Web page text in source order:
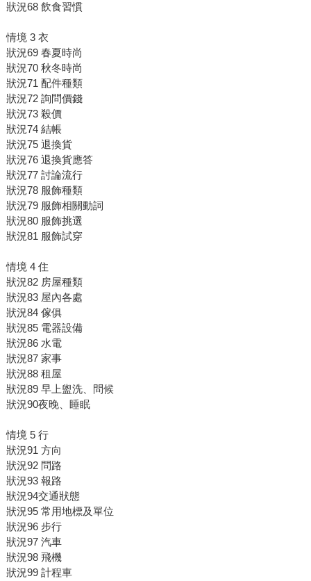
狀況68 飲食習慣
情境 3 衣
狀況69 春夏時尚
狀況70 秋冬時尚
狀況71 配件種類
狀況72 詢問價錢
狀況73 殺價
狀況74 結帳
狀況75 退換貨
狀況76 退換貨應答
狀況77 討論流行
狀況78 服飾種類
狀況79 服飾相關動詞
狀況80 服飾挑選
狀況81 服飾試穿
情境 4 住
狀況82 房屋種類
狀況83 屋內各處
狀況84 傢俱
狀況85 電器設備
狀況86 水電
狀況87 家事
狀況88 租屋
狀況89 早上盥洗、問候
狀況90夜晚、睡眠
情境 5 行
狀況91 方向
狀況92 問路
狀況93 報路
狀況94交通狀態
狀況95 常用地標及單位
狀況96 步行
狀況97 汽車
狀況98 飛機
狀況99 計程車